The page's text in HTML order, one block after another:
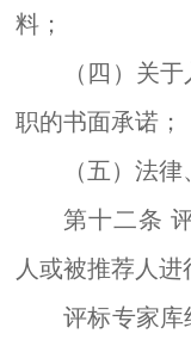
料；
（四）关
职的书面承诺；
（五）法
第十二条
人或被推荐人进
评标专家库